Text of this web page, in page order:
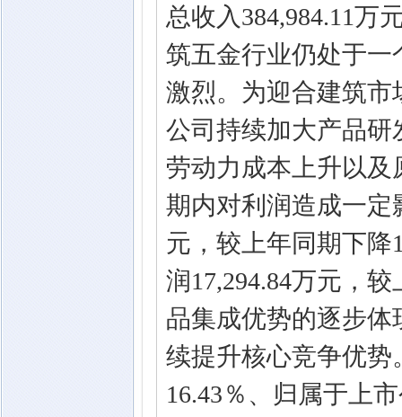
总收入384,984.11万
筑五金行业仍处于
激烈。为迎合建筑
公司持续加大产品
劳动力成本上升以
期内对利润造成一定
元，较上年同期下降
润17,294.84万元，
品集成优势的逐步
续提升核心竞争优
16.43％、归属于上